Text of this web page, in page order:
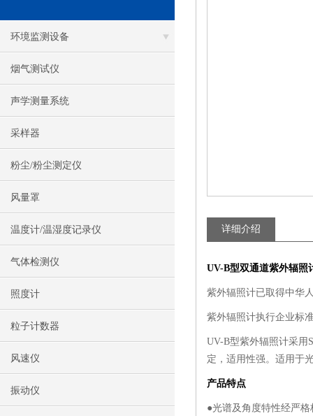
环境监测设备
烟气测试仪
声学测量系统
采样器
粉尘/粉尘测定仪
风量罩
温度计/温湿度记录仪
气体检测仪
照度计
粒子计数器
风速仪
振动仪
详细介绍
UV-B型双通道紫外辐照
紫外辐照计已取得中华
紫外辐照计执行企业标
UV-B型紫外辐照计采用
定，适用性强。适用于
产品特点
●光谱及角度特性经严格